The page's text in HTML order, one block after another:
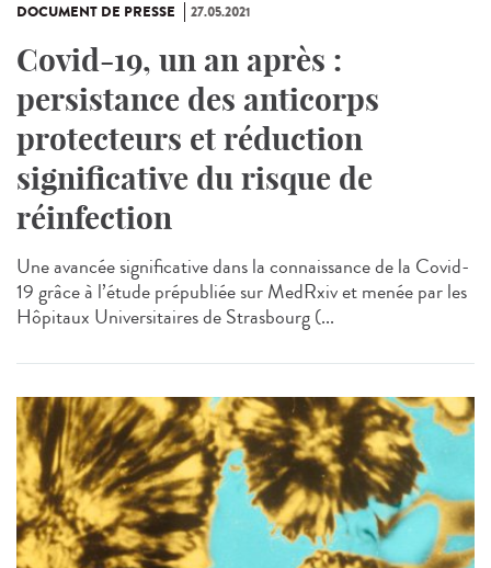
DOCUMENT DE PRESSE 27.05.2021
Covid-19, un an après :
persistance des anticorps
protecteurs et réduction
significative du risque de
réinfection
Une avancée significative dans la connaissance de la Covid-
19 grâce à l’étude prépubliée sur MedRxiv et menée par les
Hôpitaux Universitaires de Strasbourg (...